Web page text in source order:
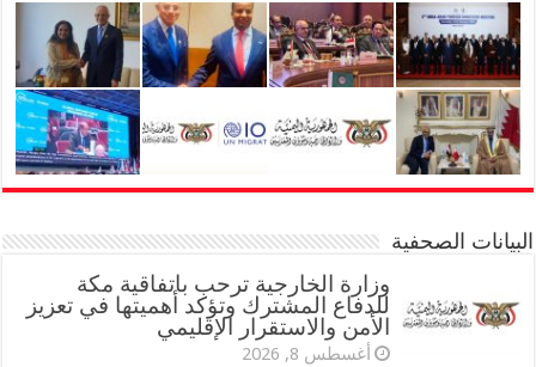
البيانات الصحفية
وزارة الخارجية ترحب باتفاقية مكة
للدفاع المشترك وتؤكد أهميتها في تعزيز
الأمن والاستقرار الإقليمي
أغسطس 8, 2026